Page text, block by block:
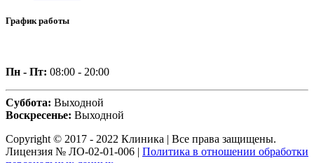
График работы
Пн - Пт: 08:00 - 20:00
Суббота: Выходной
Воскресенье: Выходной
Copyright © 2017 - 2022 Клиника | Все права защищены.
Лицензия № ЛО-02-01-006 | Политика в отношении обработки